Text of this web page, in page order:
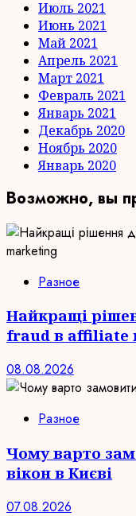
Июль 2021
Июнь 2021
Май 2021
Апрель 2021
Март 2021
Февраль 2021
Январь 2021
Декабрь 2020
Ноябрь 2020
Январь 2020
Возможно, вы
Разное
Найкращі
fraud в affiliate
08.08.2026
Разное
Чому варто
вікон в Києві
07.08.2026